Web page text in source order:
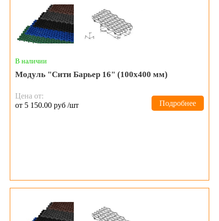
В наличии
Модуль "Сити Барьер 16" (100х400 мм)
Цена от:
от 5 150.00 руб /шт
Подробнее